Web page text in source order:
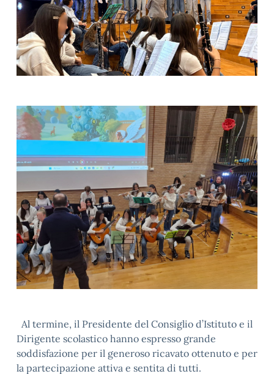
Al termine, il Presidente del Consiglio d’Istituto e il
Dirigente scolastico hanno espresso grande
soddisfazione per il generoso ricavato ottenuto e per
la partecipazione attiva e sentita di tutti.